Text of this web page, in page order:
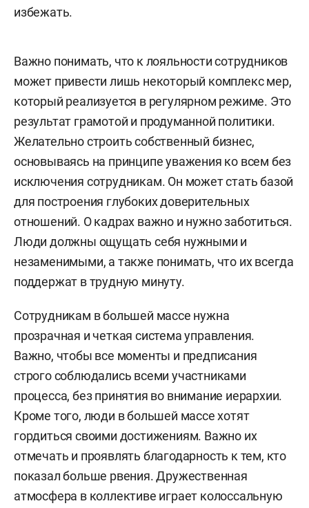
избежать.
Важно понимать, что к лояльности сотрудников
может привести лишь некоторый комплекс мер,
который реализуется в регулярном режиме. Это
результат грамотой и продуманной политики.
Желательно строить собственный бизнес,
основываясь на принципе уважения ко всем без
исключения сотрудникам. Он может стать базой
для построения глубоких доверительных
отношений. О кадрах важно и нужно заботиться.
Люди должны ощущать себя нужными и
незаменимыми, а также понимать, что их всегда
поддержат в трудную минуту.
Сотрудникам в большей массе нужна
прозрачная и четкая система управления.
Важно, чтобы все моменты и предписания
строго соблюдались всеми участниками
процесса, без принятия во внимание иерархии.
Кроме того, люди в большей массе хотят
гордиться своими достижениям. Важно их
отмечать и проявлять благодарность к тем, кто
показал больше рвения. Дружественная
атмосфера в коллективе играет колоссальную